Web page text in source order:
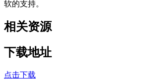
软的支持。
相关资源
下载地址
点击下载